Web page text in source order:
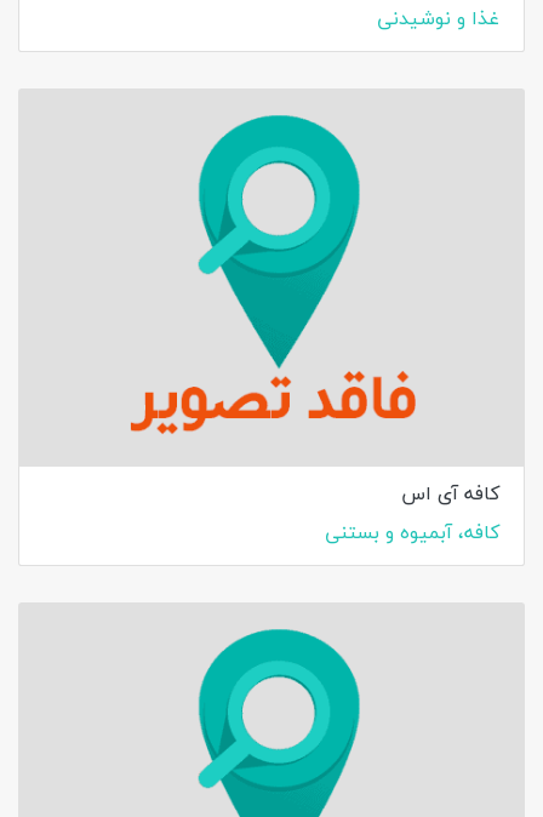
غذا و نوشیدنی
کافه آی اس
کافه، آبمیوه و بستنی